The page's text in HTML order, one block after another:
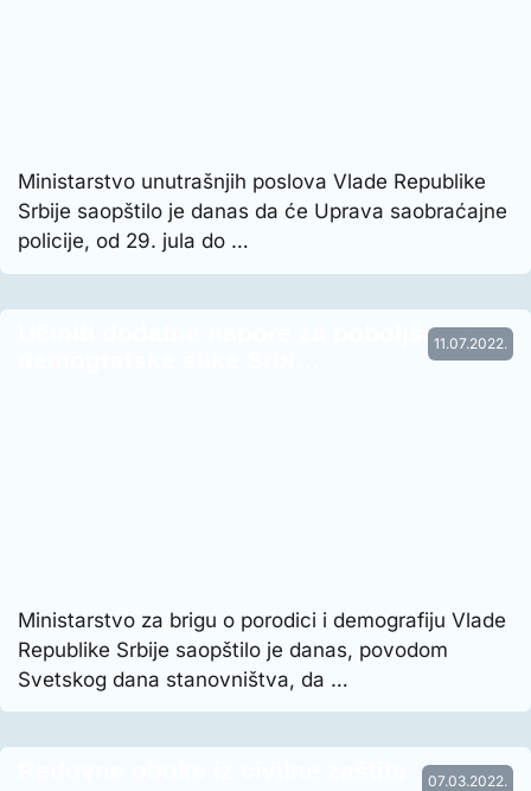
Ministarstvo unutrašnjih poslova Vlade Republike
Srbije saopštilo je danas da će Uprava saobraćajne
policije, od 29. jula do …
11.07.2022.
Učiniti dodatne napore za poboljšanje
Ministarstvo za brigu o porodici i demografiju Vlade
Republike Srbije saopštilo je danas, povodom
Svetskog dana stanovništva, da …
07.03.2022.